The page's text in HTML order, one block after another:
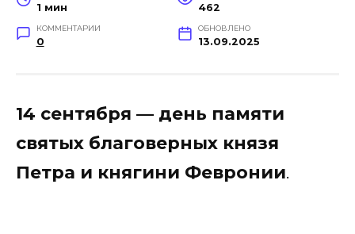
1 мин 462
КОММЕНТАРИИ
0
ОБНОВЛЕНО
13.09.2025
14 сентября — день памяти
святых благоверных князя
Петра и княгини Февронии.